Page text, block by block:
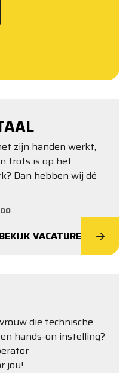
zijn handen werkt,
trots is op het
Dan hebben wij dé
BEKIJK VACATURE
die technische
hands-on instelling?
jou!